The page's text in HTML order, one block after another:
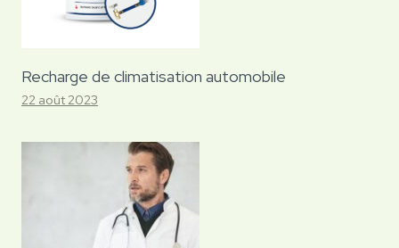
Recharge de climatisation automobile
22 août 2023